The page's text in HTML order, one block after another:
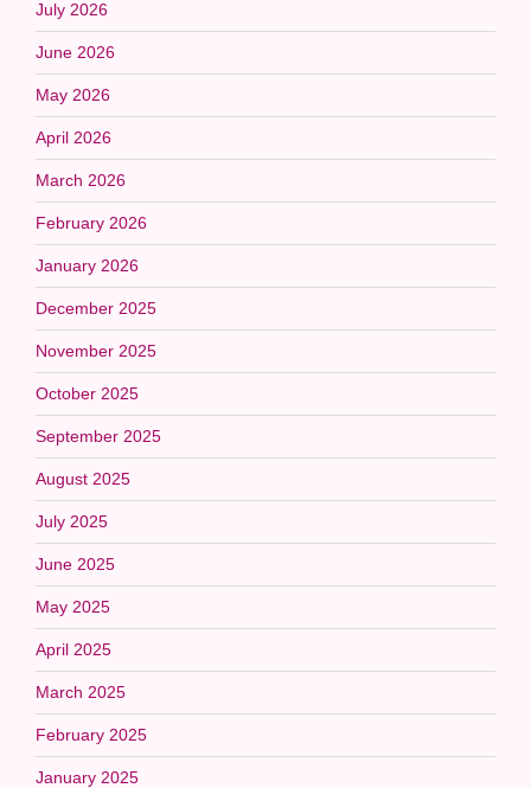
July 2026
June 2026
May 2026
April 2026
March 2026
February 2026
January 2026
December 2025
November 2025
October 2025
September 2025
August 2025
July 2025
June 2025
May 2025
April 2025
March 2025
February 2025
January 2025